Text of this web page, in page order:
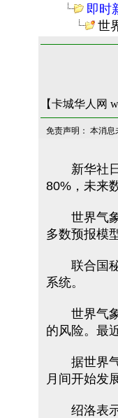
即时
世
【卡城华人网
免责声明： 本消息
新华社日
80%，未来
世界气象
多数预报模
联合国秘
系统。
世界气象
的风险。最
据世界气
月间开始发
绍洛表示